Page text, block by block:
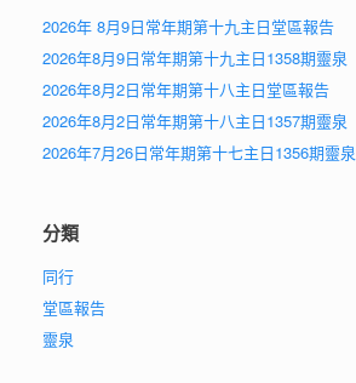
2026年 8月9日常年期第十九主日堂區報告
2026年8月9日常年期第十九主日1358期靈泉
2026年8月2日常年期第十八主日堂區報告
2026年8月2日常年期第十八主日1357期靈泉
2026年7月26日常年期第十七主日1356期靈泉
分類
同行
堂區報告
靈泉